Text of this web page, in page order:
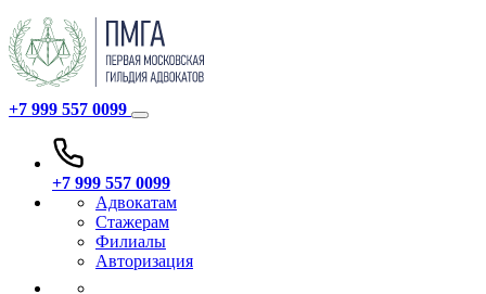
+7 999 557 0099
+7 999 557 0099
Адвокатам
Стажерам
Филиалы
Авторизация